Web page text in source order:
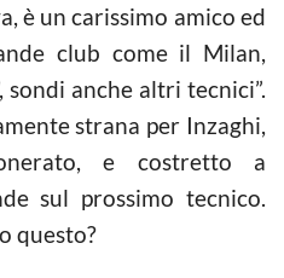
è un carissimo amico ed
club come il Milan,
sondi anche altri tecnici”.
strana per Inzaghi,
e costretto a
sul prossimo tecnico.
questo?